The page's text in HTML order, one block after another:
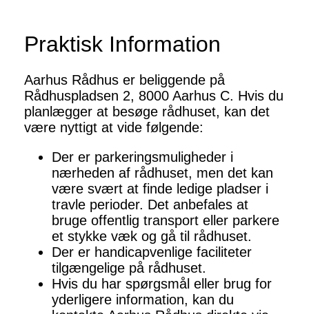
Praktisk Information
Aarhus Rådhus er beliggende på
Rådhuspladsen 2, 8000 Aarhus C. Hvis du
planlægger at besøge rådhuset, kan det
være nyttigt at vide følgende:
Der er parkeringsmuligheder i
nærheden af rådhuset, men det kan
være svært at finde ledige pladser i
travle perioder. Det anbefales at
bruge offentlig transport eller parkere
et stykke væk og gå til rådhuset.
Der er handicapvenlige faciliteter
tilgængelige på rådhuset.
Hvis du har spørgsmål eller brug for
yderligere information, kan du